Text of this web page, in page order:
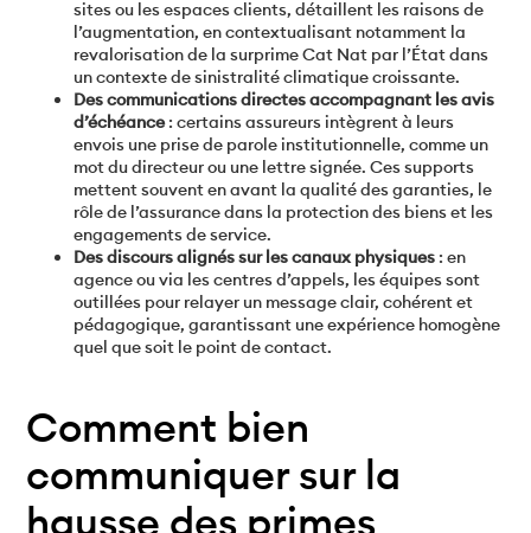
sites ou les espaces clients, détaillent les raisons de
l’augmentation, en contextualisant notamment la
revalorisation de la surprime Cat Nat par l’État dans
un contexte de sinistralité climatique croissante.
Des communications directes accompagnant les avis
d’échéance: certains assureurs intègrent à leurs
envois une prise de parole institutionnelle, comme un
mot du directeur ou une lettre signée. Ces supports
mettent souvent en avant la qualité des garanties, le
rôle de l’assurance dans la protection des biens et les
engagements de service.
Des discours alignés sur les canaux physiques : en
agence ou via les centres d’appels, les équipes sont
outillées pour relayer un message clair, cohérent et
pédagogique, garantissant une expérience homogène
quel que soit le point de contact.
Comment bien
communiquer sur la
hausse des primes